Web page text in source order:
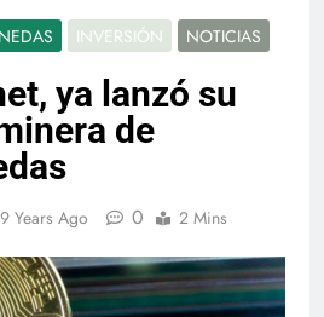
INVERSIÓN NOTICIAS
ya lanzó su
de
9 Years Ago 0 2 Mins